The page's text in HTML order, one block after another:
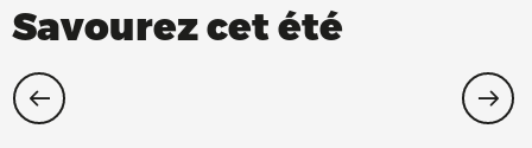
Savourez cet été
terrasse à l’ombre !